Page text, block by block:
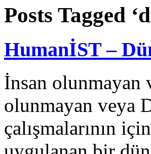
Posts Tagged
HumanİST –
İnsan olunmayan
olunmayan veya
çalışmalarının